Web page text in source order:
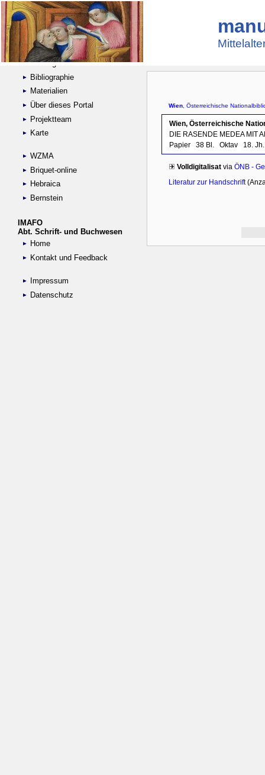
Suche
Handschriftensammlungen
Digitalisierte Handschriften
Kataloge
Bibliographie
Materialien
Über dieses Portal
Projektteam
Karte
WZMA
Briquet-online
Hebraica
Bernstein
IMAFO
Abt. Schrift- und Buchwesen
Home
Kontakt und Feedback
Impressum
Datenschutz